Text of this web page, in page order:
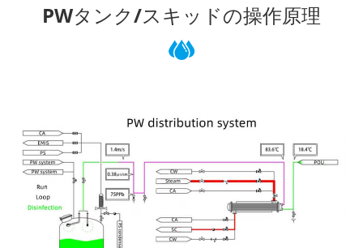
PWタンク/スキッドの操作原理